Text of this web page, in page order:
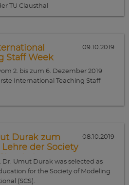
TU Clausthal
09.10.2019
Staff Week
2. bis zum 6. Dezember 2019
International Teaching Staff
08.10.2019
Durak zum
der Society
Dr. Umut Durak was selected as
for the Society of Modeling
(SCS).